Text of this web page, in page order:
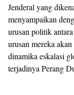
Jenderal yang
menyampaikan
urusan politik
urusan mereka
dinamika eskalasi
terjadinya Perang